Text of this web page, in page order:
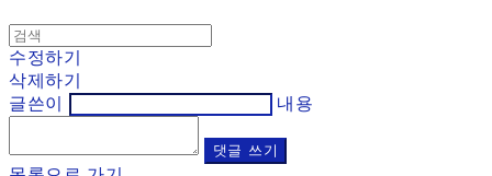
수정하기
삭제하기
글쓴이
내용
댓글 쓰기